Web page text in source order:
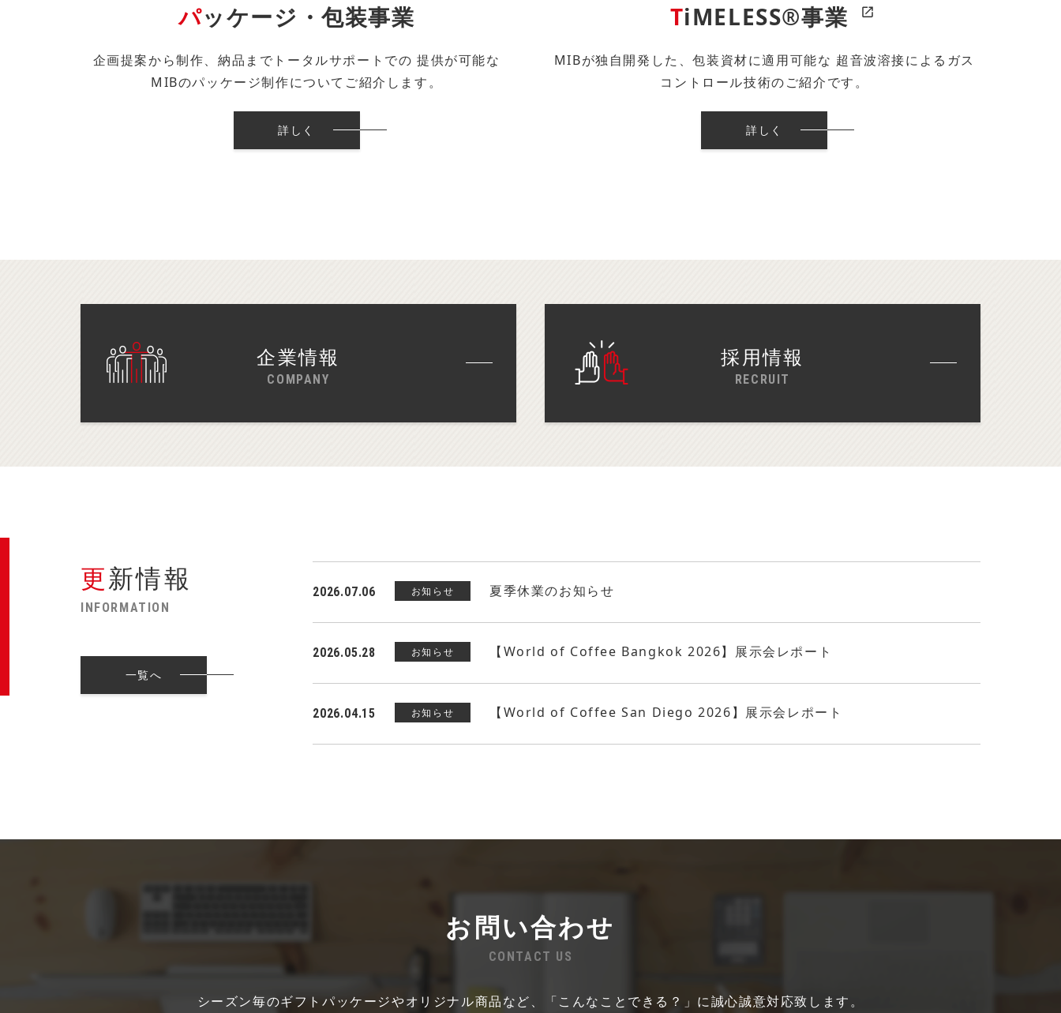
パッケージ・包装事業
企画提案から制作、納品までトータルサポートでの 提供が可能な
MIBのパッケージ制作についてご紹介します。
詳しく
TiMELESS®事業
MIBが独自開発した、包装資材に適用可能な 超音波溶接によるガス
コントロール技術のご紹介です。
詳しく
企業情報
COMPANY
採用情報
RECRUIT
更新情報
INFORMATION
2026.07.06 お知らせ 夏季休業のお知らせ
2026.05.28 お知らせ 【World of Coffee Bangkok 2026】展示会レポート
2026.04.15 お知らせ 【World of Coffee San Diego 2026】展示会レポート
一覧へ
お問い合わせ
CONTACT US
シーズン毎のギフトパッケージやオリジナル商品など、「こんなことできる？」に誠心誠意対応致します。